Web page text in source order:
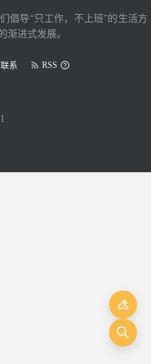
倡导“只工作，不上班”的生活方
渐进式发展。
系 RSS